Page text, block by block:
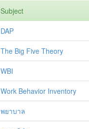
Subject
DAP
The Big Five Theory
WBI
Work Behavior Inventory
พยาบาล